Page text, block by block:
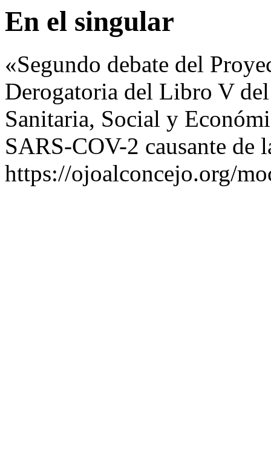
En el singular
«Segundo debate del
Derogatoria del Libro V
Sanitaria, Social y
SARS-COV-2 causante de
https://ojoalconcejo.org/